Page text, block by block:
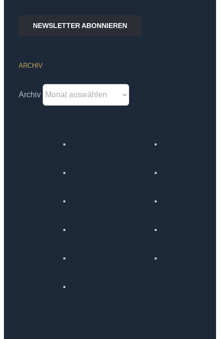
NEWSLETTER ABONNIEREN
ARCHIV
Archiv